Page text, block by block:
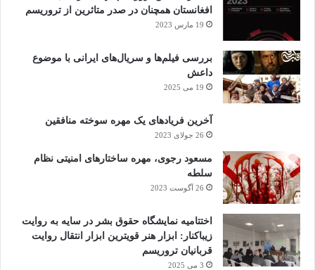
افغانستان همچنان در صدر متاثرین از تروریسم
19 مارس 2023
بررسی فیلم‌ها و سریال‌های ایرانی با موضوع
داعش
19 می 2025
آخرین فریادهای یک مهره سوخته منافقین
26 جولای 2023
مسعود رجوی، مهره ساختارهای امنیتی نظام
سلطه
26 آگوست 2023
اختتامیه نمایشگاه حقوق بشر در سایه به روایت
زیباکنار: ابزار هنر قویترین ابزار انتقال روایت
قربانیان تروریسم
3 می 2025